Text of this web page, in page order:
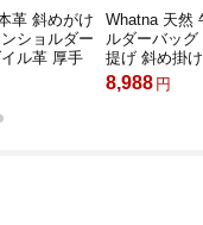
革 斜めがけ
ショルダー
ル革 厚手
1106
Whatna 天然
ルダーバッ
提げ 斜め掛
グ セカンド
厚手 本 革
8,988 円